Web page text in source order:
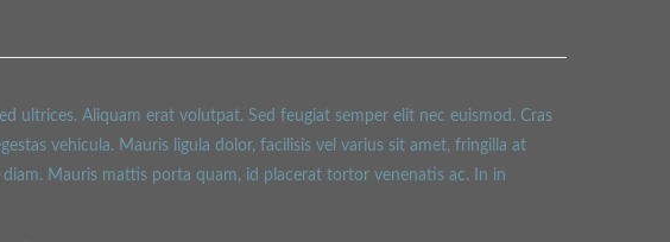
ultrices. Aliquam erat volutpat. Sed feugiat semper elit nec euismod. Cras
vehicula. Mauris ligula dolor, facilisis vel varius sit amet, fringilla at
Mauris mattis porta quam, id placerat tortor venenatis ac. In in